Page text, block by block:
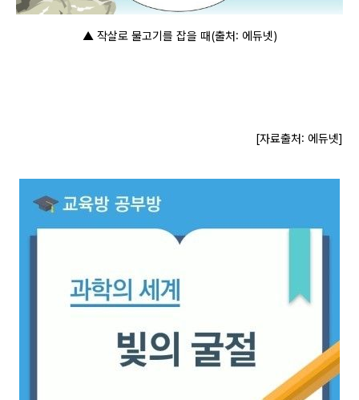
▲ 작살로 물고기를 잡을 때(출처: 에듀넷)
[자료출처: 에듀넷]